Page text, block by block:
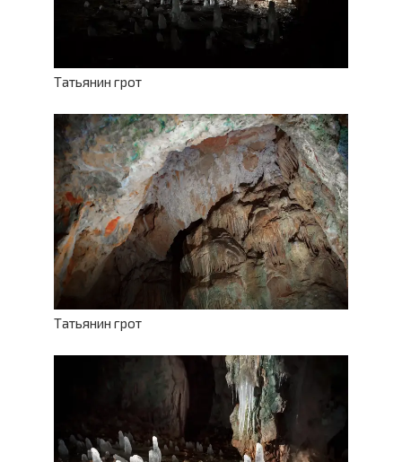
Татьянин грот
Татьянин грот